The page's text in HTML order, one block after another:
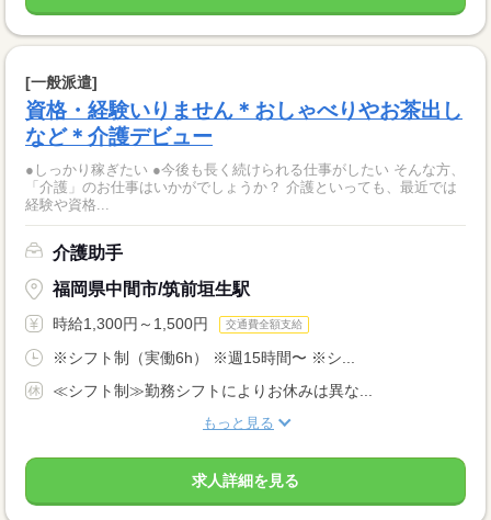
[一般派遣]
資格・経験いりません＊おしゃべりやお茶出し
など＊介護デビュー
●しっかり稼ぎたい ●今後も長く続けられる仕事がしたい そんな方、
「介護」のお仕事はいかがでしょうか？ 介護といっても、最近では
経験や資格...
介護助手
福岡県中間市/筑前垣生駅
時給1,300円～1,500円 交通費全額支給
※シフト制（実働6h） ※週15時間〜 ※シ...
≪シフト制≫勤務シフトによりお休みは異な...
もっと見る
求人詳細を見る